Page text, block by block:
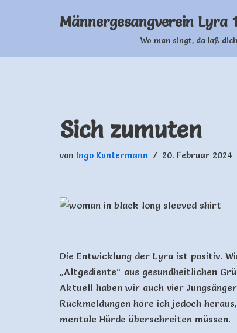
Männergesangverein Lyra
Wo man singt, da laß
Sich zumuten
von Ingo Kuntermann 20. Februar 2024
Die Entwicklung der Lyra ist positiv.
„Altgediente“ aus gesundheitlichen
Aktuell haben wir auch vier
Rückmeldungen höre ich jedoch
mentale Hürde überschreiten müssen.